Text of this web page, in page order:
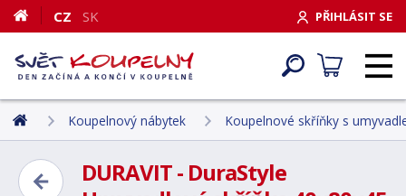
PŘIHLÁSIT SE
CZ SK
Koupelnový nábytek Koupelnové skříňky s
DURAVIT - DuraStyle